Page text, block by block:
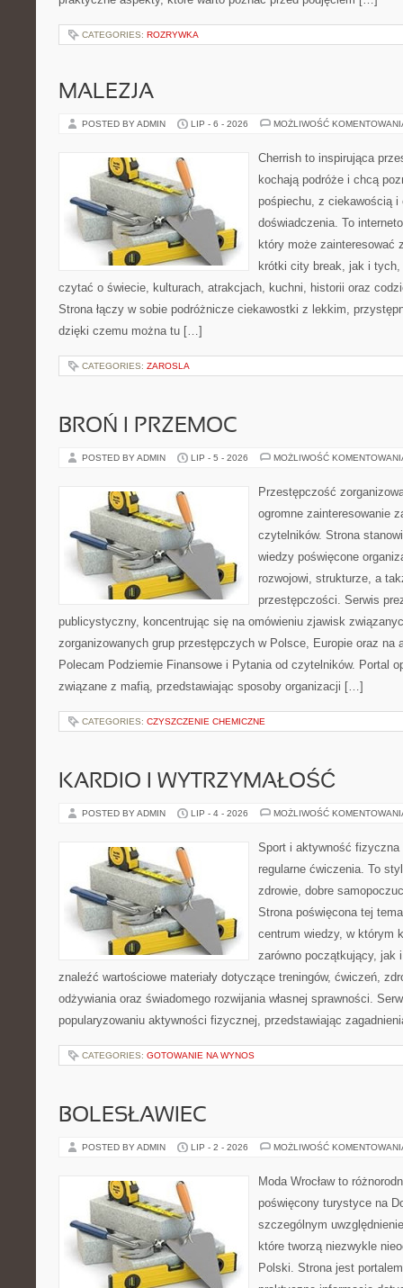
CATEGORIES: ROZRYWKA
MALEZJA
POSTED BY ADMIN LIP - 6 - 2026 MOŻLIWOŚĆ
Cherrish to inspirująca
kochają podróże i chcą
pośpiechu, z ciekawością i
doświadczenia. To
który może zainteresować
krótki city break, jak i
czytać o świecie, kulturach, atrakcjach, kuchni, historii oraz
Strona łączy w sobie podróżnicze ciekawostki z lekkim,
dzięki czemu można tu […]
CATEGORIES: ZAROSLA
BROŃ I PRZEMOC
POSTED BY ADMIN LIP - 5 - 2026 MOŻLIWOŚĆ
Przestępczość
ogromne zainteresowanie
czytelników. Strona
wiedzy poświęcone
rozwojowi, strukturze, a
przestępczości. Serwis
publicystyczny, koncentrując się na omówieniu zjawisk
zorganizowanych grup przestępczych w Polsce, Europie oraz na
Polecam Podziemie Finansowe i Pytania od czytelników. Portal
związane z mafią, przedstawiając sposoby organizacji […]
CATEGORIES: CZYSZCZENIE CHEMICZNE
KARDIO I WYTRZYMAŁOŚĆ
POSTED BY ADMIN LIP - 4 - 2026 MOŻLIWOŚĆ
Sport i aktywność
regularne ćwiczenia. To
zdrowie, dobre
Strona poświęcona tej
centrum wiedzy, w którym
zarówno początkujący, jak
znaleźć wartościowe materiały dotyczące treningów, ćwiczeń,
odżywiania oraz świadomego rozwijania własnej sprawności.
popularyzowaniu aktywności fizycznej, przedstawiając
CATEGORIES: GOTOWANIE NA WYNOS
BOLESŁAWIEC
POSTED BY ADMIN LIP - 2 - 2026 MOŻLIWOŚĆ
Moda Wrocław to
poświęcony turystyce na
szczególnym
które tworzą niezwykle
Polski. Strona jest